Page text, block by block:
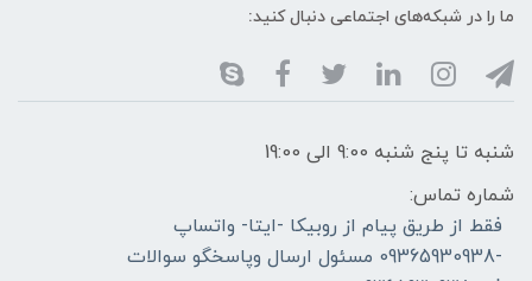
ما را در شبکه‌های اجتماعی دنبال کنید:
شنبه تا پنج شنبه 9:00 الی 19:00
شماره تماس:
فقط از طریق پیام از روبیکا -ایتا- واتساپ
-09365930938 مسئول ارسال وپاسخگو سوالات